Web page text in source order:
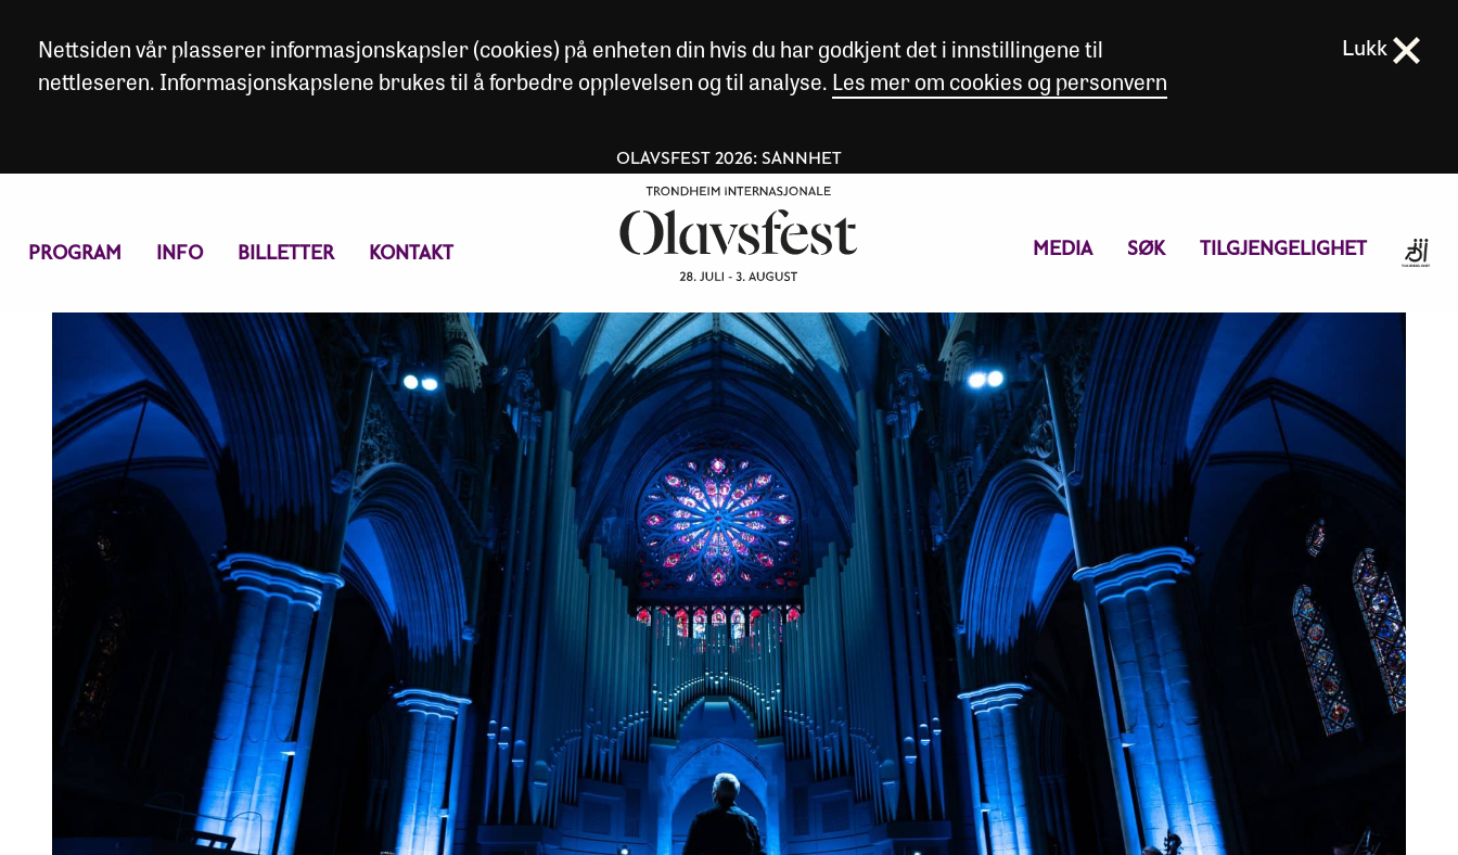
Nettsiden vår plasserer informasjonskapsler (cookies) på enheten din hvis du har godkjent det i innstillingene til
nettleseren. Informasjonskapslene brukes til å forbedre opplevelsen og til analyse. Les mer om cookies og personvern
Lukk
OLAVSFEST 2026: SANNHET
PROGRAM INFO BILLETTER KONTAKT MEDIA SØK TILGJENGELIGHET